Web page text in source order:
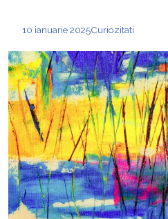
10 ianuarie 2025Curiozitati